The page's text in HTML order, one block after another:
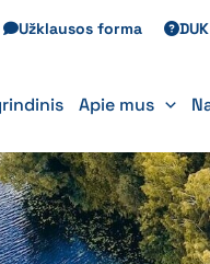
Užklausos forma
Apie mus